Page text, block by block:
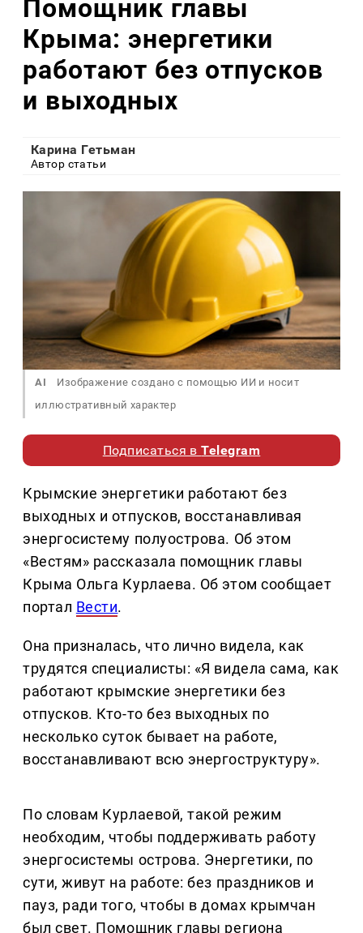
Помощник главы
Крыма: энергетики
работают без отпусков
и выходных
Карина Гетьман
Автор статьи
AI
Изображение создано с помощью ИИ и носит
иллюстративный характер
Подписаться вTelegram
Крымские энергетики работают без
выходных и отпусков, восстанавливая
энергосистему полуострова. Об этом
«Вестям» рассказала помощник главы
Крыма Ольга Курлаева. Об этом сообщает
портал Вести.
Она призналась, что лично видела, как
трудятся специалисты: «Я видела сама, как
работают крымские энергетики без
отпусков. Кто-то без выходных по
несколько суток бывает на работе,
восстанавливают всю энергоструктуру».
По словам Курлаевой, такой режим
необходим, чтобы поддерживать работу
энергосистемы острова. Энергетики, по
сути, живут на работе: без праздников и
пауз, ради того, чтобы в домах крымчан
был свет. Помощник главы региона